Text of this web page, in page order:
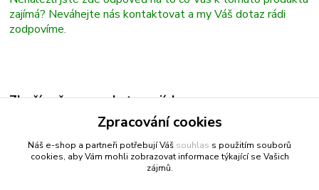
zajímá? Neváhejte nás kontaktovat a my Váš dotaz rádi
zodpovíme.
Zboží zařazeno v kategoriích
Zpracování cookies
Náš e-shop a partneři potřebují Váš souhlas s použitím souborů
cookies, aby Vám mohli zobrazovat informace týkající se Vašich
zájmů.